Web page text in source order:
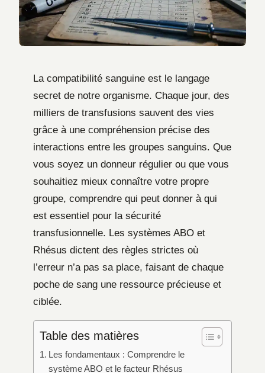
La compatibilité sanguine est le langage
secret de notre organisme. Chaque jour, des
milliers de transfusions sauvent des vies
grâce à une compréhension précise des
interactions entre les groupes sanguins. Que
vous soyez un donneur régulier ou que vous
souhaitiez mieux connaître votre propre
groupe, comprendre qui peut donner à qui
est essentiel pour la sécurité
transfusionnelle. Les systèmes ABO et
Rhésus dictent des règles strictes où
l’erreur n’a pas sa place, faisant de chaque
poche de sang une ressource précieuse et
ciblée.
Table des matières
Les fondamentaux : Comprendre le
système ABO et le facteur Rhésus